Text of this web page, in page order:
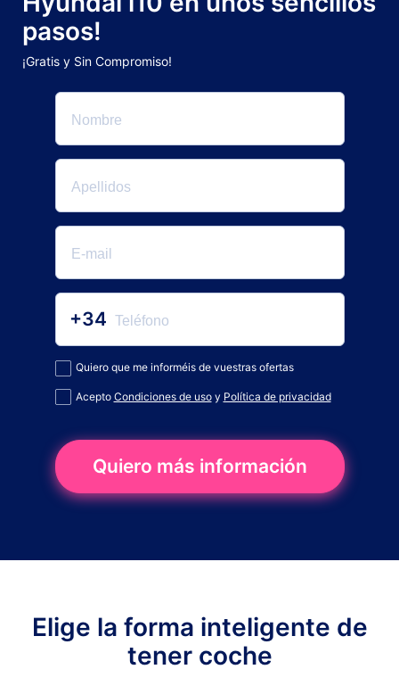
pasos!
¡Gratis y Sin Compromiso!
+34
Quiero que me informéis de vuestras ofertas
Acepto Condiciones de usoy Política de privacidad
Quiero más información
Elige la forma inteligente de
tener coche